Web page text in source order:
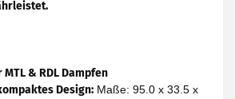
& RDL Dampfen
Design: Maße: 95.0 x 33.5 x